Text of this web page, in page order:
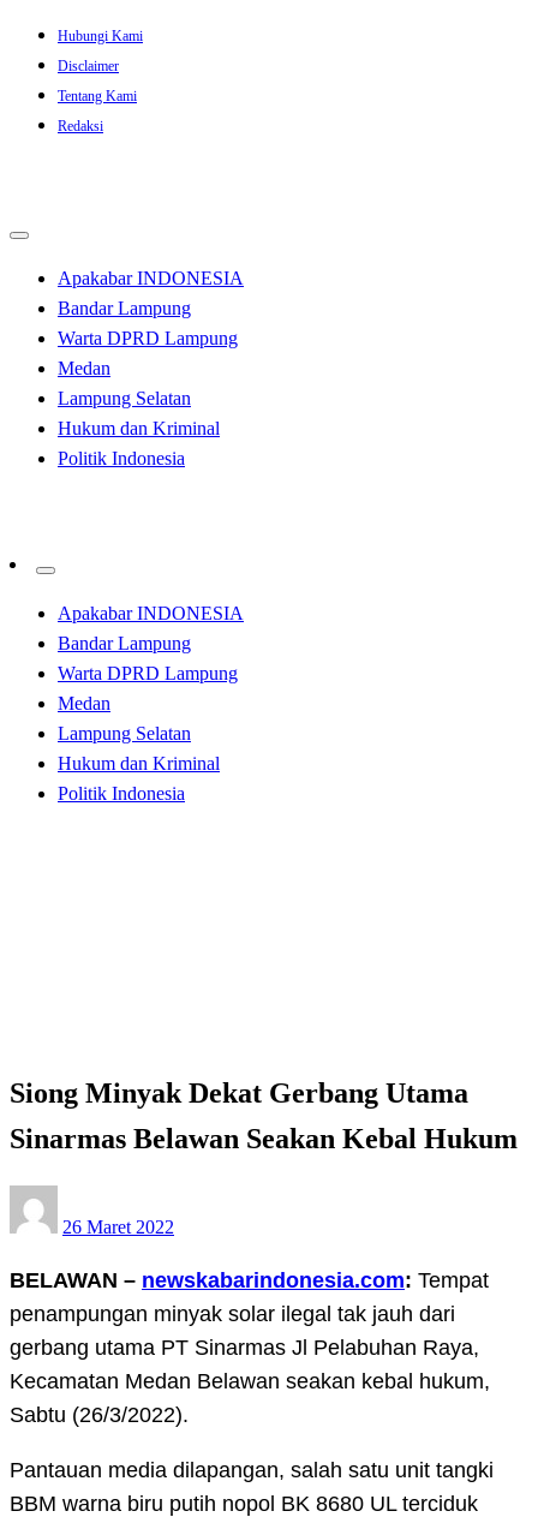
Skip
content
Hubungi Kami
Disclaimer
Tentang Kami
Redaksi
Apakabar INDONESIA
Bandar Lampung
Warta DPRD Lampung
Medan
Lampung Selatan
Hukum dan Kriminal
Politik Indonesia
Apakabar INDONESIA
Bandar Lampung
Warta DPRD Lampung
Medan
Lampung Selatan
Hukum dan Kriminal
Politik Indonesia
Siong Minyak Dekat Gerbang Utama
Sinarmas Belawan Seakan Kebal Hukum
on
26 Maret 2022
BELAWAN – newskabarindonesia.com: Tempat
penampungan minyak solar ilegal tak jauh dari
gerbang utama PT Sinarmas Jl Pelabuhan Raya,
Kecamatan Medan Belawan seakan kebal hukum,
Sabtu (26/3/2022).
Pantauan media dilapangan, salah satu unit tangki
BBM warna biru putih nopol BK 8680 UL terciduk